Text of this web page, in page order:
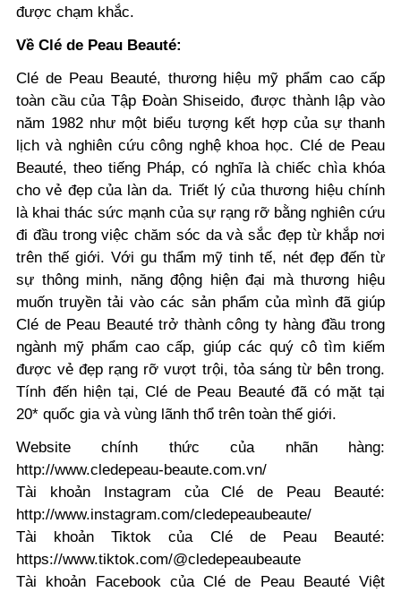
được chạm khắc.
Về Clé de Peau Beauté:
Clé de Peau Beauté, thương hiệu mỹ phẩm cao cấp
toàn cầu của Tập Đoàn Shiseido, được thành lập vào
năm 1982 như một biểu tượng kết hợp của sự thanh
lịch và nghiên cứu công nghệ khoa học. Clé de Peau
Beauté, theo tiếng Pháp, có nghĩa là chiếc chìa khóa
cho vẻ đẹp của làn da. Triết lý của thương hiệu chính
là khai thác sức mạnh của sự rạng rỡ bằng nghiên cứu
đi đầu trong việc chăm sóc da và sắc đẹp từ khắp nơi
trên thế giới. Với gu thẩm mỹ tinh tế, nét đẹp đến từ
sự thông minh, năng động hiện đại mà thương hiệu
muốn truyền tải vào các sản phẩm của mình đã giúp
Clé de Peau Beauté trở thành công ty hàng đầu trong
ngành mỹ phẩm cao cấp, giúp các quý cô tìm kiếm
được vẻ đẹp rạng rỡ vượt trội, tỏa sáng từ bên trong.
Tính đến hiện tại, Clé de Peau Beauté đã có mặt tại
20* quốc gia và vùng lãnh thổ trên toàn thế giới.
Website chính thức của nhãn hàng:
http://www.cledepeau-beaute.com.vn/
Tài khoản Instagram của Clé de Peau Beauté:
http://www.instagram.com/cledepeaubeaute/
Tài khoản Tiktok của Clé de Peau Beauté:
https://www.tiktok.com/@cledepeaubeaute
Tài khoản Facebook của Clé de Peau Beauté Việt